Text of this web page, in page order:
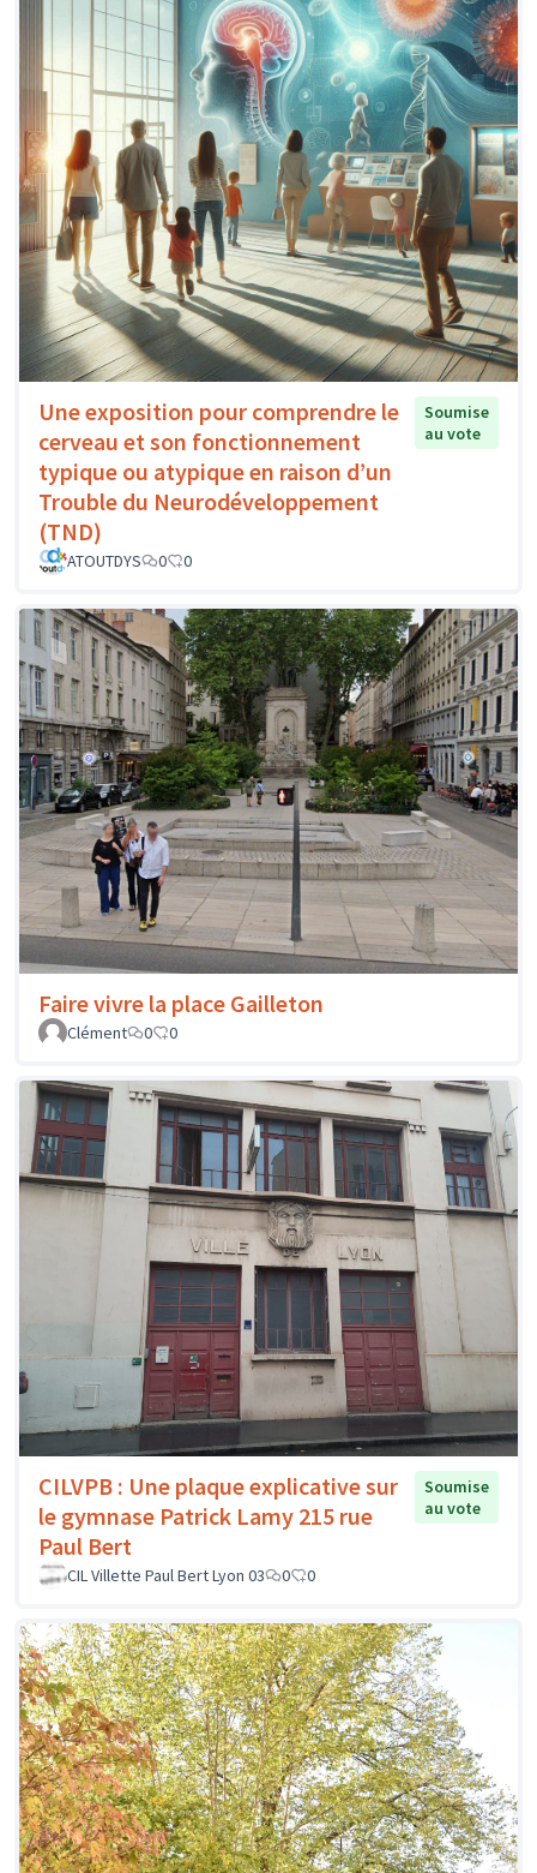
Une exposition pour comprendre le
cerveau et son fonctionnement
typique ou atypique en raison d’un
Trouble du Neurodéveloppement
(TND)
Soumise
au vote
ATOUTDYS 0 0
Faire vivre la place Gailleton
Clément 0 0
CILVPB : Une plaque explicative sur
le gymnase Patrick Lamy 215 rue
Paul Bert
Soumise
au vote
CIL Villette Paul Bert Lyon 03 0 0